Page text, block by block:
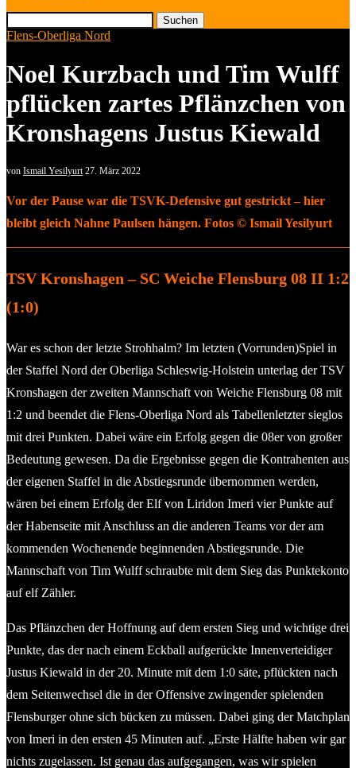
Suchen
Flens-Oberliga Nord
Noel Kurzbach und Tim Wulff
pflücken zartes Pflänzchen von
Kronshagens Justus Kiewald
von Ismail Yesilyurt 27. März 2022
Vor der Pause war die TSVK-Defensive gut gestrickt – hier
bleibt gleich Nahne Paulsen hängen. Fotos © Ismail Yesilyurt
TSV Kronshagen – SC Weiche Flensburg 08 II 1:2
(1:0)
War es schon der letzte Strohhalm? Im letzten (Vorrunden)Spiel in
der Staffel Nord der Oberliga Schleswig-Holstein unterlag der TSV
Kronshagen der zweiten Mannschaft von Weiche Flensburg 08 mit
1:2 und beendet die Flens-Oberliga Nord als Tabellenletzter sieglos
mit drei Punkten. Dabei wäre ein Erfolg gegen die 08er von großer
Bedeutung gewesen. Da die Ergebnisse gegen die Kontrahenten aus
der eigenen Staffel in die Abstiegsrunde übernommen werden,
wären bei einem Erfolg der Elf von Liridon Imeri vier Punkte auf
der Habenseite mit Anschluss an die anderen Teams vor der am
kommenden Wochenende beginnenden Abstiegsrunde. Die
Mannschaft von Tim Wulff schraubte mit dem Sieg das Punktekonto
auf elf Zähler.
Das Pflänzchen der Hoffnung auf dem ersten Sieg und wichtige drei
Punkte, das der nach einem Eckball aufgerückte Innenverteidiger
Justus Kiewald in der 20. Minute mit dem 1:0 säte, pflückten nach
dem Seitenwechsel die in der Offensive zwingender spielenden
Flensburger ohne sich bücken zu müssen. Dabei ging der Matchplan
von Imeri in den ersten 45 Minuten auf. „Erste Hälfte haben wir gar
nichts zugelassen. Ist genau das aufgegangen, was wir spielen